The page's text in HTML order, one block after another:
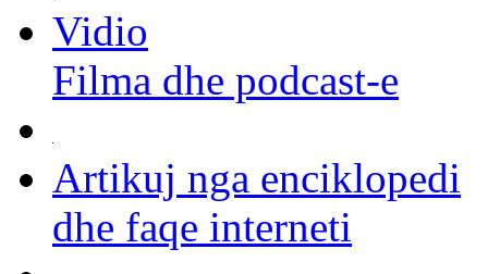
Vidio
Filma dhe podcast-e
Artikuj nga enciklopedi
dhe faqe interneti